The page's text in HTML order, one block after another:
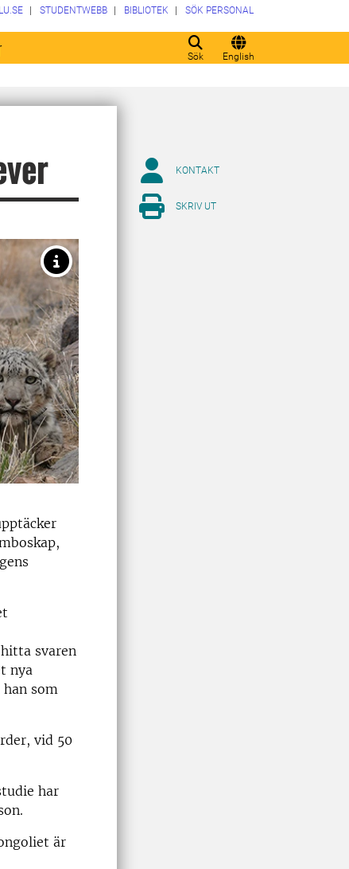
Sök English
STUDENTWEBB BIBLIOTEK SÖK PERSONAL
svaren
nya
som
vid 50
har
är
KONTAKT
SKRIV UT